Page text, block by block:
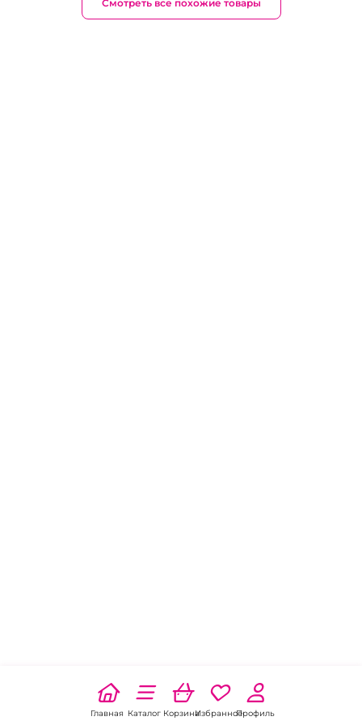
Смотреть все похожие товары
Главная Каталог КорзинаИзбранноеПрофиль